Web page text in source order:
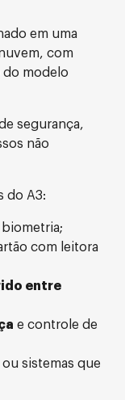
em uma
com
do modelo
segurança,
não
do A3:
com leitora
entre
e controle de
sistemas que